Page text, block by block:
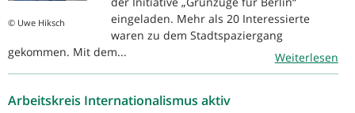
© Uwe Hiksch
eingeladen. Mehr als 20 Interessierte
waren zu dem Stadtspaziergang
gekommen. Mit dem...
Weiterlesen
Arbeitskreis Internationalismus aktiv